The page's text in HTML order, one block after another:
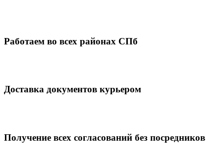
Работаем во всех районах СПб
Доставка документов курьером
Получение всех согласований без посредников